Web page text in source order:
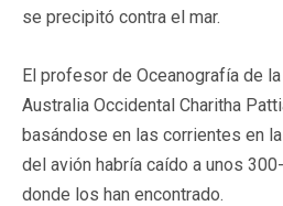
se precipitó contra el mar.
El profesor de Oceanografía de
Australia Occidental Charitha
basándose en las corrientes en
del avión habría caído a unos
donde los han encontrado.